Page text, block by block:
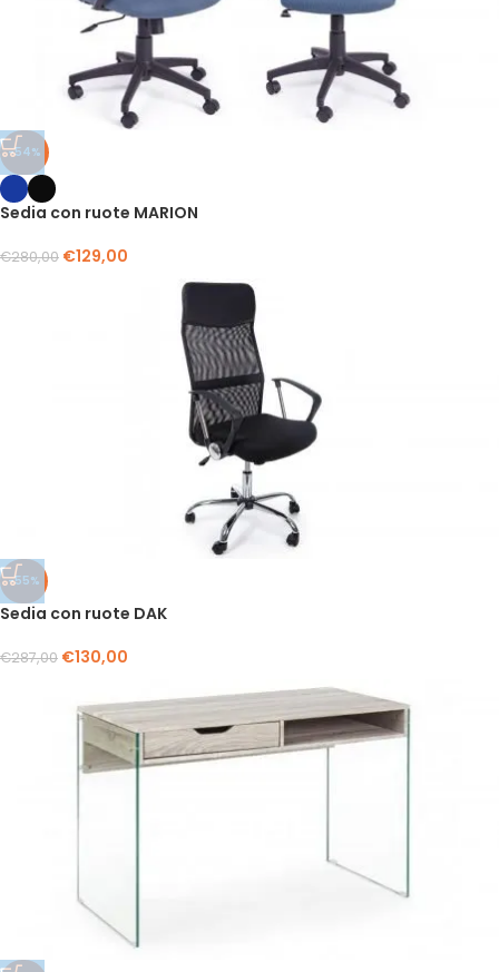
-54%
Sedia con ruote MARION
€280,00 €129,00
-55%
Sedia con ruote DAK
€287,00 €130,00